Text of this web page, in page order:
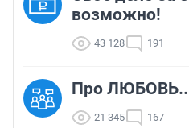
возможно!
43 128 191
Про
21 345 167